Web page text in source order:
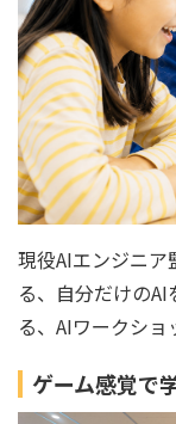
現役AIエンジニ
る、自分だけの
る、AIワークショ
ゲーム感覚で